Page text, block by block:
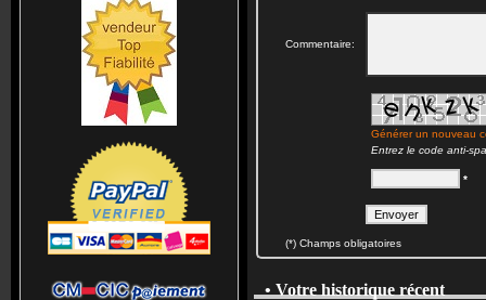
Commentaire:
Générer un nouveau
Entrez le code anti-
*
(*) Champs obligatoires
• Votre historique récent